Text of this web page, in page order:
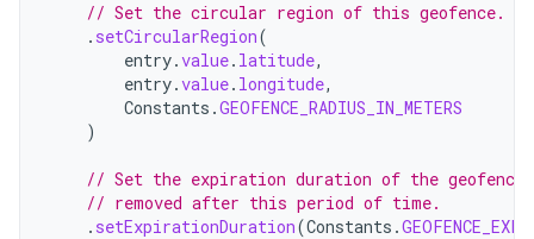
// Set the circular region of this geofence.
. setCircularRegion(
entry.value. latitude,
entry.value. longitude,
Constants .GEOFENCE_RADIUS_IN_METERS
)
// Set the expiration duration of the
// removed after this period of time.
. setExpirationDuration(Constants .